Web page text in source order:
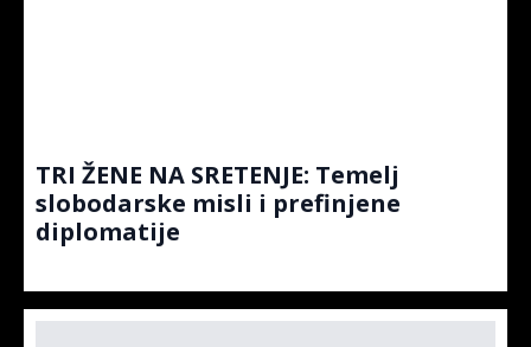
TRI ŽENE NA SRETENJE: Temelj
slobodarske misli i prefinjene
diplomatije